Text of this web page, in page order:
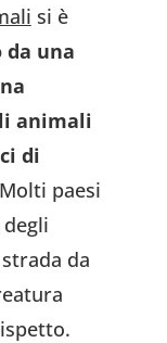
si è
da una
animali
di
paesi
da